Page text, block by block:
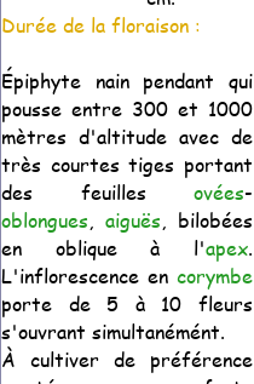
Durée de la floraison :
Épiphyte nain pendant qui
pousse entre 300 et 1000
mètres d'altitude avec de
très courtes tiges portant
des feuilles ovées-
oblongues, aiguës, bilobées
en oblique à l'apex.
L'inflorescence en corymbe
porte de 5 à 10 fleurs
s'ouvrant simultanémént.
À cultiver de préférence